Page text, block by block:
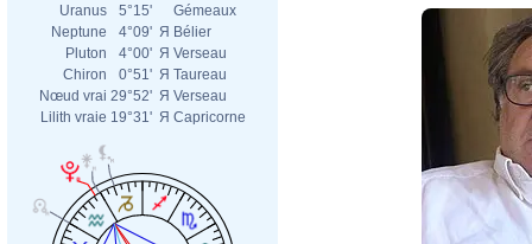
Uranus
5°15'
Gémeaux
Neptune
4°09' Я Bélier
Pluton
4°00' Я Verseau
Chiron
0°51' Я Taureau
Nœud vrai 29°52' Я Verseau
Lilith vraie 19°31' Я Capricorne